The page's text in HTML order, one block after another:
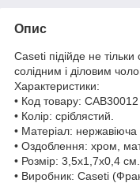
Опис
Caseti підійде не
солідним і діловим
Характеристики:
• Код товару: CAB30012
• Колір: сріблястий.
• Матеріал: нержавіюча
• Оздоблення: хром,
• Розмір: 3,5х1,7х0,4 см.
• Виробник: Caseti